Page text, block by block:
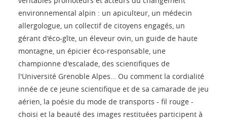
environnemental alpin : un apiculteur, un médecin
allergologue, un collectif de citoyens engagés, un
gérant d'éco-gîte, un éleveur ovin, un guide de haute
montagne, un épicier éco-responsable, une
championne d'escalade, des scientifiques de
l'Université Grenoble Alpes… Ou comment la cordialité
innée de ce jeune scientifique et de sa camarade de jeu
aérien, la poésie du mode de transports - fil rouge -
choisi et la beauté des images restituées participent à